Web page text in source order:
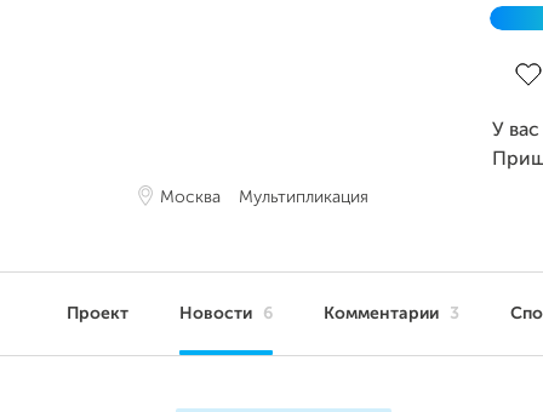
Москва Мультипликация
У
Проект Новости 6 Комментарии 3